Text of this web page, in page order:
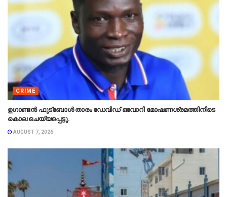
CRIME
ഉഗാണ്ടൻ ഫുട്ബോൾ താരം ഡേവിഡ് ഒവോറി മോഷണശ്രമത്തിനിടെ
കൊല ചെയ്യപ്പെട്ടു.
AUGUST 7, 2026